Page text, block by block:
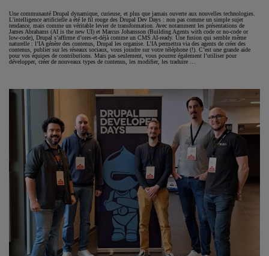
Une communauté Drupal dynamique, curieuse, et plus que jamais ouverte aux nouvelles technologies.
L'intelligence artificielle a été le fil rouge des Drupal Dev Days : non pas comme un simple sujet
tendance, mais comme un véritable levier de transformation. Avec notamment les présentations de
James Abrahams (AI is the new UI) et Marcus Johansson (Building Agents with code or no-code or
low-code), Drupal s’affirme d’ores-et-déjà comme un CMS AI-ready. Une fusion qui semble même
naturelle : l’IA génère des contenus, Drupal les organise. L’IA permettra via des agents de créer des
contenus, publier sur les réseaux sociaux, vous joindre sur votre téléphone (!). C’est une grande aide
pour vos équipes de contributions. Mais pas seulement, vous pourrez également l’utiliser pour
développer, créer de nouveaux types de contenus, les modifier, les traduire …